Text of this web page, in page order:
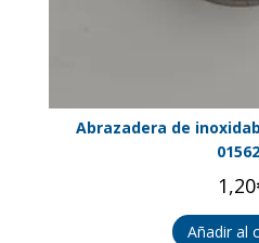
Abrazadera de
1,20
Añadir al